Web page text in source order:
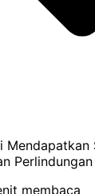
Mendapatkan
membaca